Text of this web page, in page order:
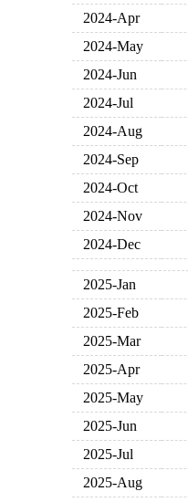
2024-Apr
2024-May
2024-Jun
2024-Jul
2024-Aug
2024-Sep
2024-Oct
2024-Nov
2024-Dec
2025-Jan
2025-Feb
2025-Mar
2025-Apr
2025-May
2025-Jun
2025-Jul
2025-Aug